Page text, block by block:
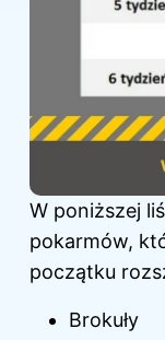
W poniższej
pokarmów,
początku
Brokuły